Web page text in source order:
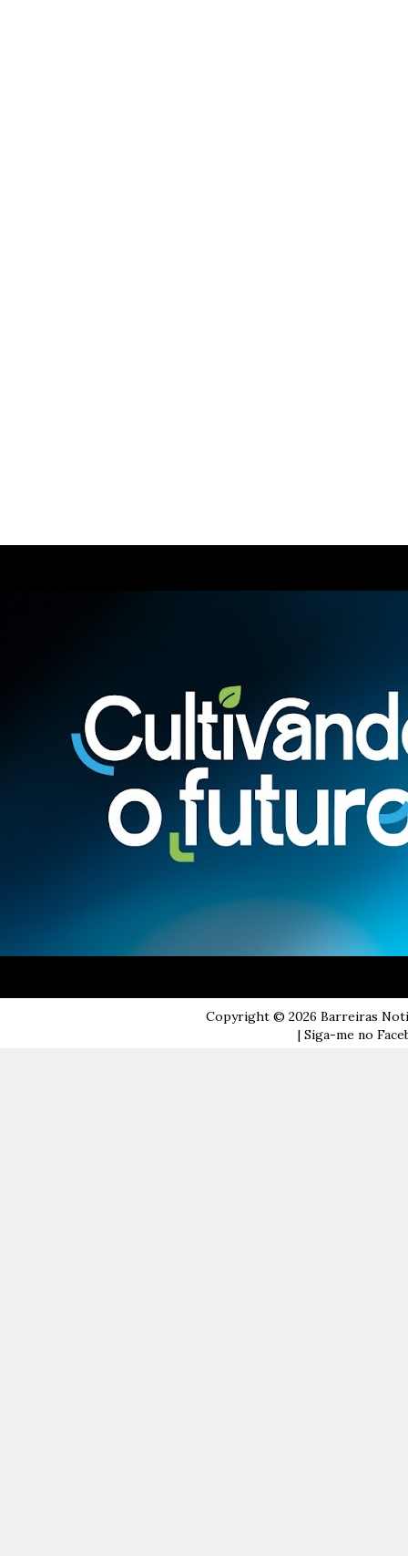
Copyright © 2026 Barreiras
| Siga-me no